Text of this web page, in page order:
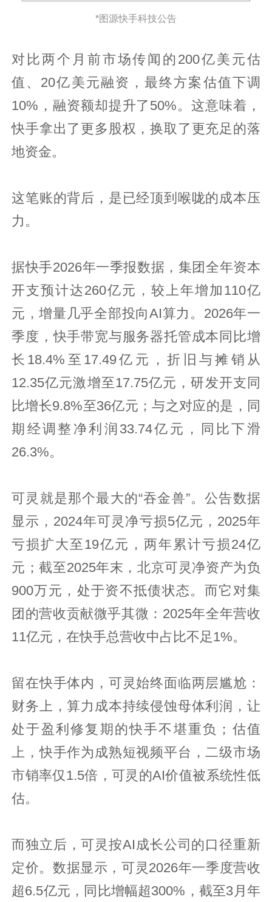
*图源快手科技公告
对比两个月前市场传闻的200亿美元估
值、20亿美元融资，最终方案估值下调
10%，融资额却提升了50%。这意味着，
快手拿出了更多股权，换取了更充足的落
地资金。
这笔账的背后，是已经顶到喉咙的成本压
力。
据快手2026年一季报数据，集团全年资本
开支预计达260亿元，较上年增加110亿
元，增量几乎全部投向AI算力。2026年一
季度，快手带宽与服务器托管成本同比增
长18.4%至17.49亿元，折旧与摊销从
12.35亿元激增至17.75亿元，研发开支同
比增长9.8%至36亿元；与之对应的是，同
期经调整净利润33.74亿元，同比下滑
26.3%。
可灵就是那个最大的“吞金兽”。公告数据
显示，2024年可灵净亏损5亿元，2025年
亏损扩大至19亿元，两年累计亏损24亿
元；截至2025年末，北京可灵净资产为负
900万元，处于资不抵债状态。而它对集
团的营收贡献微乎其微：2025年全年营收
11亿元，在快手总营收中占比不足1%。
留在快手体内，可灵始终面临两层尴尬：
财务上，算力成本持续侵蚀母体利润，让
处于盈利修复期的快手不堪重负；估值
上，快手作为成熟短视频平台，二级市场
市销率仅1.5倍，可灵的AI价值被系统性低
估。
而独立后，可灵按AI成长公司的口径重新
定价。数据显示，可灵2026年一季度营收
超6.5亿元，同比增幅超300%，截至3月年